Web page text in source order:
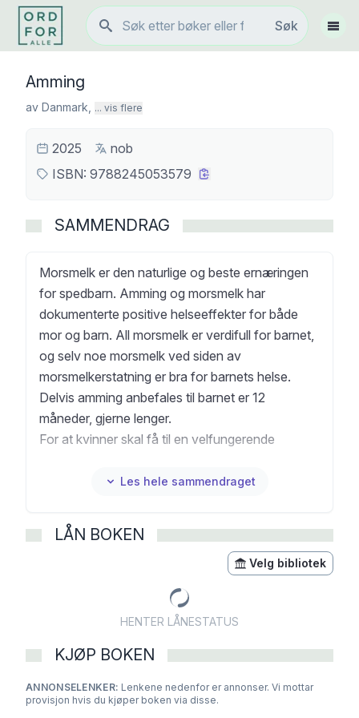
Søk
Søk
Vis
Amming
av Danmark ... vis flere
2025
nob
ISBN: 9788245053579
SAMMENDRAG
Morsmelk er den naturlige og beste ernæringen
for spedbarn. Amming og morsmelk har
dokumenterte positive helseeffekter for både
mor og barn. All morsmelk er verdifull for barnet,
og selv noe morsmelk ved siden av
morsmelkerstatning er bra for barnets helse.
Delvis amming anbefales til barnet er 12
måneder, gjerne lenger.
For at kvinner skal få til en velfungerende
ammeveiledning. Bokas faglige innhold gir deg
god ammeveileder.
Amming – en håndbok for helsepersonell er en
oversettelse av den danske boka Amning – en
håndbog for sundhedspersonale (2023) utgitt av
Sundhedsstyrelsen i Danmark, som tilsvarer
Helsedirektoratet her i Norge. Den norske
oversettelsen er oppdatert og tilpasset norske
helsefagstudenter og for helsepersonell som gir
ammeveiledning.
Les hele sammendraget
LÅN BOKEN
Velg bibliotek
HENTER LÅNESTATUS
KJØP BOKEN
ANNONSELENKER: Lenkene nedenfor er annonser. Vi mottar
provisjon hvis du kjøper boken via disse.